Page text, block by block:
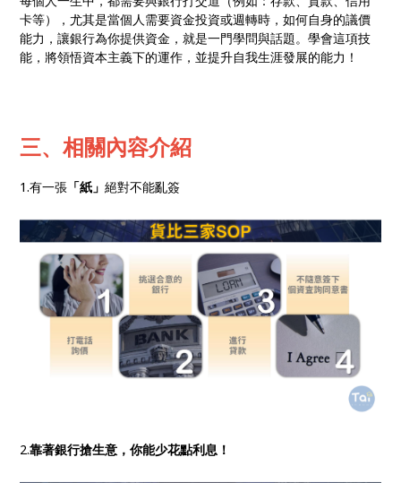
卡等），尤其是當個人需要資金投資或週轉時，如何自身的議價
能力，讓銀行為你提供資金，就是一門學問與話題。學會這項技
能，將領悟資本主義下的運作，並提升自我生涯發展的能力！
三、相關內容介紹
1.有一張 「紙」絕對不能亂簽
2.靠著銀行搶生意，你能少花點利息！